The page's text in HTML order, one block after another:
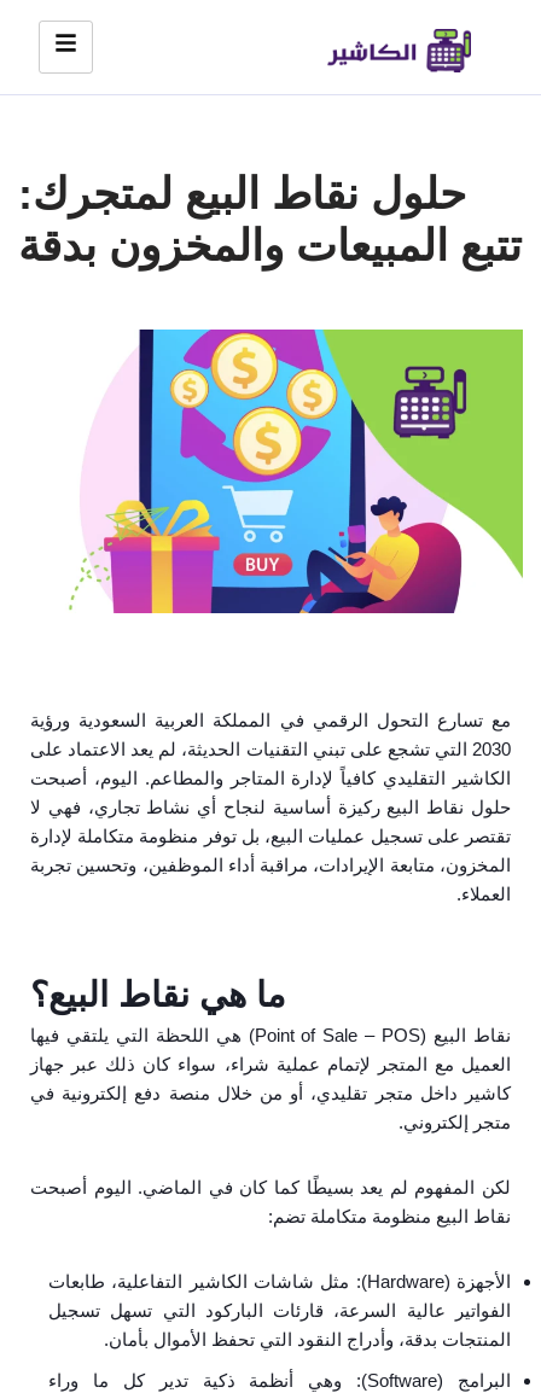
to
حلول نقاط البيع لمتجرك:
تتبع المبيعات والمخزون بدقة
مع تسارع التحول الرقمي في المملكة العربية السعودية ورؤية
2030 التي تشجع على تبني التقنيات الحديثة، لم يعد الاعتماد على
الكاشير التقليدي كافياً لإدارة المتاجر والمطاعم. اليوم، أصبحت
حلول نقاط البيع ركيزة أساسية لنجاح أي نشاط تجاري، فهي لا
تقتصر على تسجيل عمليات البيع، بل توفر منظومة متكاملة لإدارة
المخزون، متابعة الإيرادات، مراقبة أداء الموظفين، وتحسين تجربة
العملاء.
ما هي نقاط البيع؟
نقاط البيع (Point of Sale – POS) هي اللحظة التي يلتقي فيها
العميل مع المتجر لإتمام عملية شراء، سواء كان ذلك عبر جهاز
كاشير داخل متجر تقليدي، أو من خلال منصة دفع إلكترونية في
متجر إلكتروني.
لكن المفهوم لم يعد بسيطًا كما كان في الماضي. اليوم أصبحت
نقاط البيع منظومة متكاملة تضم:
الأجهزة (Hardware): مثل شاشات الكاشير التفاعلية، طابعات
الفواتير عالية السرعة، قارئات الباركود التي تسهل تسجيل
المنتجات بدقة، وأدراج النقود التي تحفظ الأموال بأمان.
البرامج (Software): وهي أنظمة ذكية تدير كل ما وراء